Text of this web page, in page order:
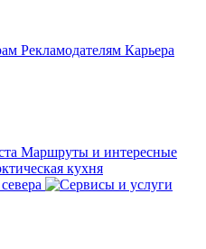
Рекламодателям Карьера
Маршруты и интересные
кухня